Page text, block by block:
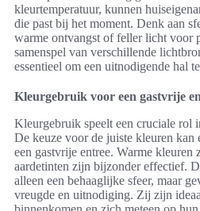
kleurtemperatuur, kunnen
die past bij het moment. Denk aan
warme ontvangst of feller licht voor
samenspel van verschillende
essentieel om een uitnodigende hal
Kleurgebruik voor een gastvrije
Kleurgebruik speelt een cruciale rol
De keuze voor de juiste kleuren kan
een gastvrije entree. Warme kleuren
aardetinten zijn bijzonder effectief.
alleen een behaaglijke sfeer, maar
vreugde en uitnodiging. Zij zijn